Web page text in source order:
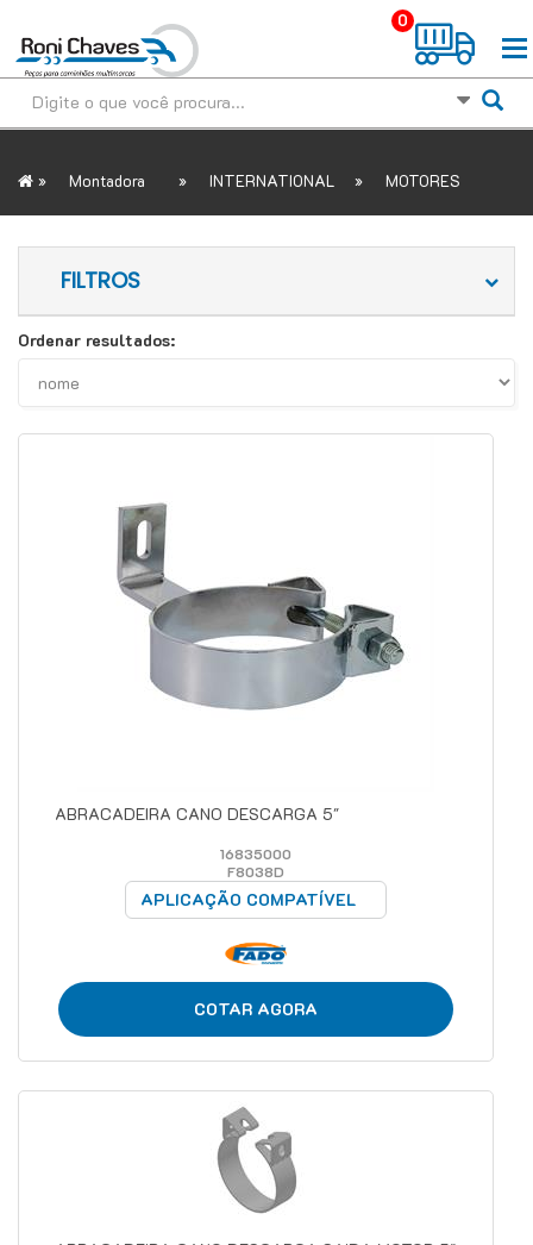
0
» Montadora » INTERNATIONAL » MOTORES
FILTROS
Ordenar resultados:
ABRACADEIRA CANO DESCARGA 5"
16835000
F8038D
APLICAÇÃO COMPATÍVEL
COTAR AGORA